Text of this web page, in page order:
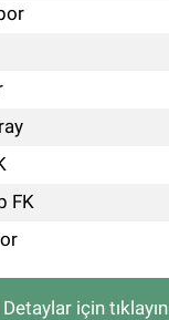
FK
Detaylar için tıklayın